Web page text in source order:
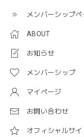
メンバーシップペ
ABOUT
お知らせ
メンバーシップ
マイページ
お問い合わせ
オフィシャルサイ